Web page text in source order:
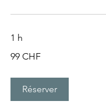
1 h
francs
99 CHF
Réserver